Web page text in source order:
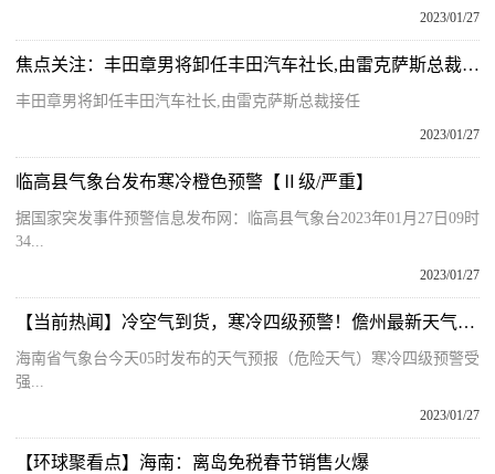
2023/01/27
焦点关注：丰田章男将卸任丰田汽车社长,由雷克萨斯总裁接任
丰田章男将卸任丰田汽车社长,由雷克萨斯总裁接任
2023/01/27
临高县气象台发布寒冷橙色预警【Ⅱ级/严重】
据国家突发事件预警信息发布网：临高县气象台2023年01月27日09时
34...
2023/01/27
【当前热闻】冷空气到货，寒冷四级预警！儋州最新天气预报​
海南省气象台今天05时发布的天气预报（危险天气）寒冷四级预警受
强...
2023/01/27
【环球聚看点】海南：离岛免税春节销售火爆